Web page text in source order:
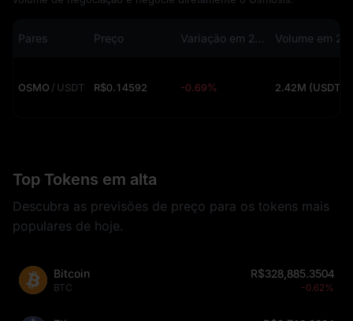
Pares Preço Variação em 24h
OSMO / USDT R$0.14592 -0.69% 2.42M (USDT)
Top Tokens em alta
Descubra as previsões de preço para os tokens mais
populares de hoje.
Bitcoin
BTC
R$328,885.3504
-0.62%